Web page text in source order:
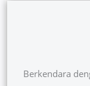
Berkendara